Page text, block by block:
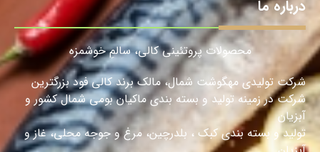
درباره ما
محصولات پروتئینی کالی، سالمِ خوشمزه
شرکت تولیدی مهگوشت شمال، مالک برند کالی فود بزرگترین
شرکت در زمینه تولید و بسته بندی ماکیان بومی شمال کشور و
آبزیان
تولید و بسته بندی کبک ، بلدرچین، مرغ و جوجه محلی، غاز و